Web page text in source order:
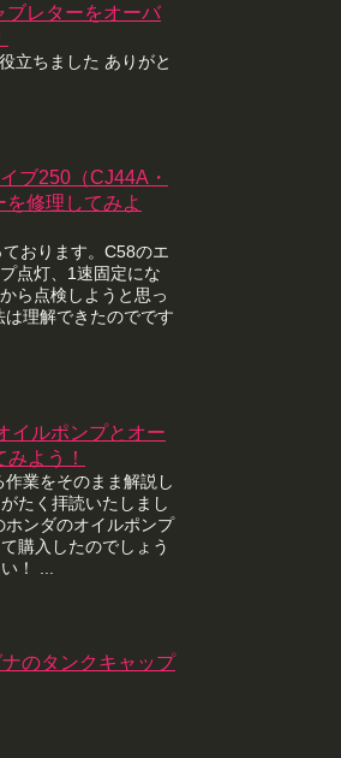
レターをオーバ
立ちました ありがと
ブ250（CJ44A・
修理してみよ
おります。C58のエ
点灯、1速固定にな
ら点検しようと思っ
理解できたのでです
イルポンプとオー
よう！
業をそのまま解説し
たく拝読いたしまし
ンダのオイルポンプ
購入したのでしょう
！ ...
ナのタンクキャップ